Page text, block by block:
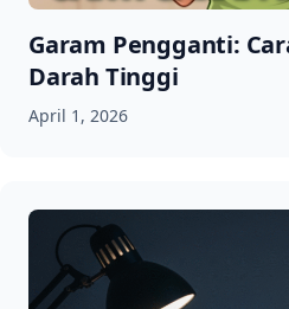
Garam Pengganti:
Darah Tinggi
April 1, 2026